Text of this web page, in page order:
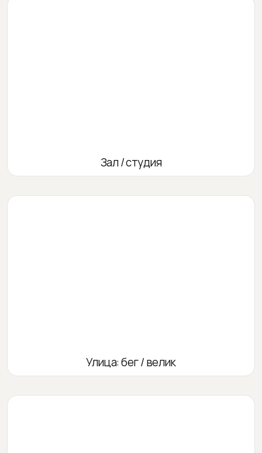
Зал / студия
Улица: бег / велик